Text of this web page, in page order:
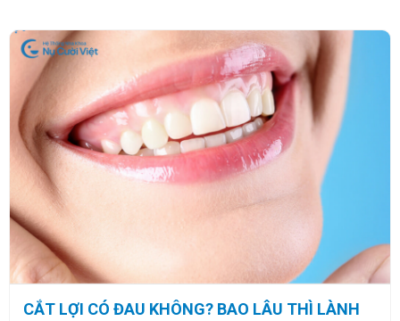
CẮT LỢI CÓ ĐAU KHÔNG? BAO LÂU THÌ LÀNH